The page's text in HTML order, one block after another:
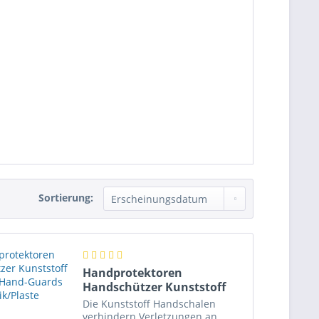
Sortierung:
Handprotektoren
Handschützer Kunststoff
Schützer Hand-Guards
Plastik/Plaste
Die Kunststoff Handschalen